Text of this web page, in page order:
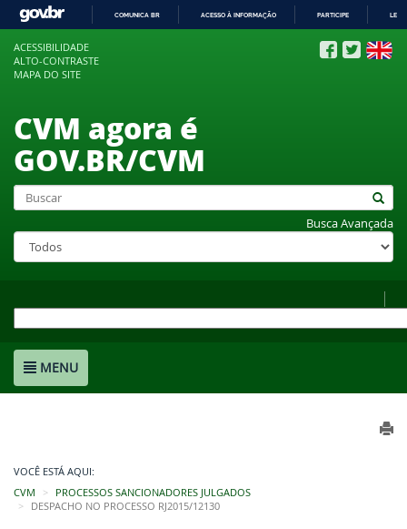
COMUNICA BR ACESSO À INFORMAÇÃO PARTICIPE
ACESSIBILIDADE
ALTO-CONTRASTE
MAPA DO SITE
CVM agora é
GOV.BR/CVM
Busca Avançada
MENU
VOCÊ ESTÁ AQUI:
CVM
PROCESSOS SANCIONADORES JULGADOS
DESPACHO NO PROCESSO RJ2015/12130